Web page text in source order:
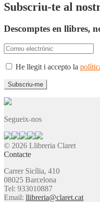
Subscriu-te al
Descomptes en llibres,
He llegit i accepto la
Segueix-nos
© 2026 Llibreria Claret
Contacte
Carrer Sicília, 410
08025 Barcelona
Tel: 933010887
Email: llibreria@claret.cat